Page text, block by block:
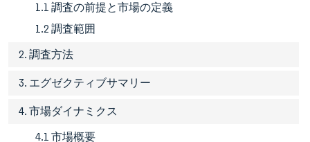
1.1 調査の前提と市場の定義
1.2 調査範囲
2. 調査方法
3. エグゼクティブサマリー
4. 市場ダイナミクス
4.1 市場概要